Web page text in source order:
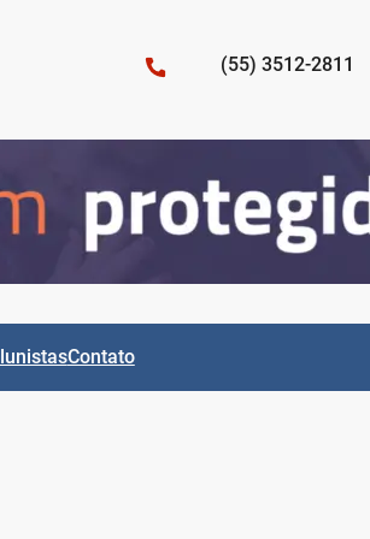
(55) 3512-2811
Contato